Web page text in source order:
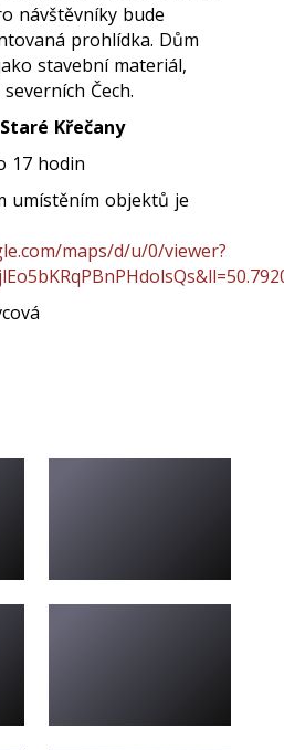
návštěvníky bude
prohlídka. Dům
stavební materiál,
Čech.
Křečany
17 hodin
umístěním objektů je
maps/d/u/0/viewer?